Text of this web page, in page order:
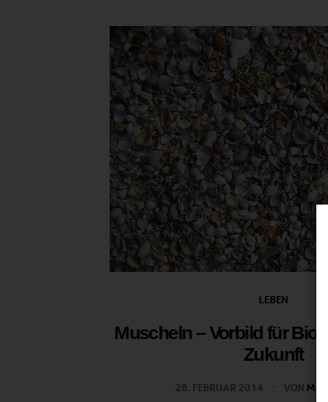
LEBEN
Muscheln – Vorbild für
Zukunft
28. FEBRUAR 2014 VON